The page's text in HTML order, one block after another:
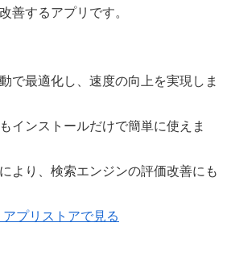
善するアプリです。
で最適化し、速度の向上を実現しま
インストールだけで簡単に使えま
より、検索エンジンの評価改善にも
アプリストアで見る